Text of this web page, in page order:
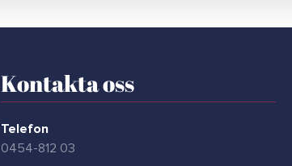
Kontakta oss
Telefon
0454-812 03